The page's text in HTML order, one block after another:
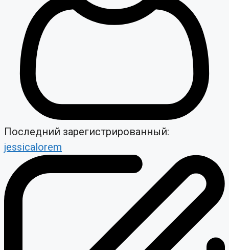
Последний зарегистрированный:
jessicalorem